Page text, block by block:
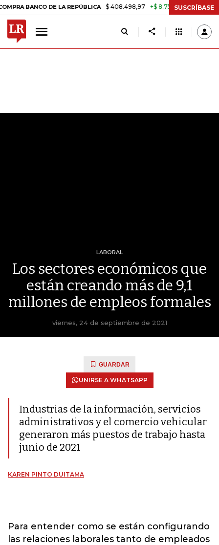
DE LA REPÚBLICA $ 408.498,97 +$ 8.753,81 +2,19% TASA
SUSCRÍBASE
LABORAL
Los sectores económicos que
están creando más de 9,1
millones de empleos formales
viernes, 24 de septiembre de 2021
GUARDAR
UNIRSE A WHATSAPP
Industrias de la información, servicios
administrativos y el comercio vehicular
generaron más puestos de trabajo hasta
junio de 2021
KAREN PINTO DUITAMA
Para entender como se están configurando
las relaciones laborales tanto de empleados